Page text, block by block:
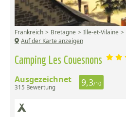
Camping Les Couesnons
Frankreich Bretagne Ille-et-Vilaine
Auf der Karte anzeigen
Ausgezeichnet
315 Bewertung 9,3/10